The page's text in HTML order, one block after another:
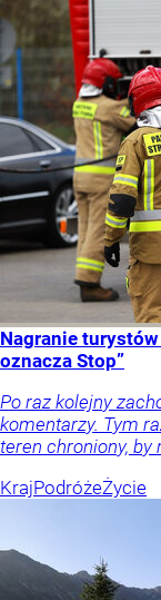
Nagranie turystów
oznacza Stop”
Po raz kolejny
komentarzy. Tym
teren chroniony, by
KrajPodróżeŻycie